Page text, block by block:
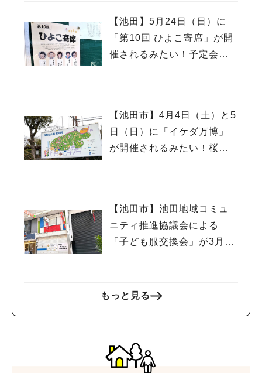
【池田】5月24日（日）に
「第10回 ひよこ寄席」が開
催されるみたい！予定会場
【池田市】4月4日（土）と5
日（日）に「イケダ万博」
が開催されるみたい！桜も
【池田市】池田地域コミュ
ニティ推進協議会による
「子ども服交換会」が3月29
もっと見る
人気のキーワード
#今週どこいく？#自然とふれあう#ランチ#カフェ#まとめ